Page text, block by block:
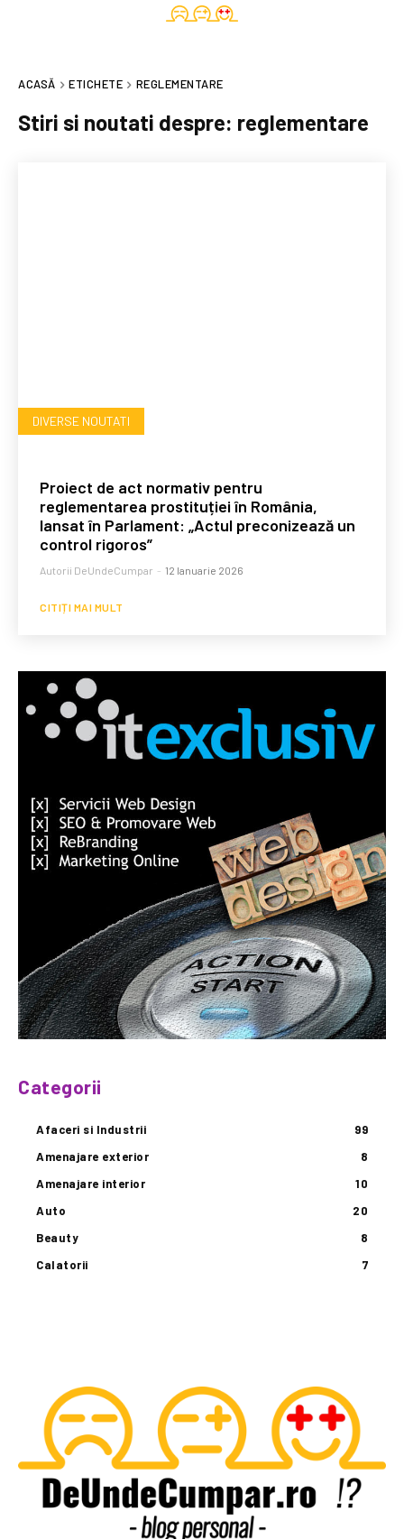
ACASĂ ETICHETE REGLEMENTARE
Stiri si noutati despre: reglementare
DIVERSE NOUTATI
Proiect de act normativ pentru
reglementarea prostituției în România,
lansat în Parlament: „Actul preconizează un
control rigoros”
Autorii DeUndeCumpar - 12 Ianuarie 2026
CITIȚI MAI MULT
Categorii
Afaceri si Industrii
99
Amenajare exterior
8
Amenajare interior
10
Auto
20
Beauty
8
Calatorii
7